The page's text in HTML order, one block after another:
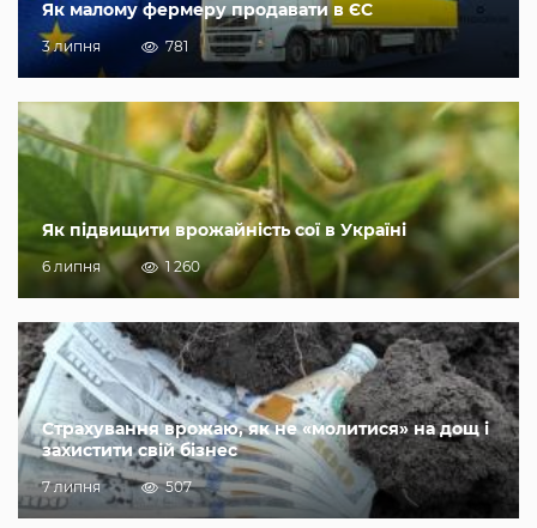
Як малому фермеру продавати в ЄС
3 липня 781
Як підвищити врожайність сої в Україні
6 липня 1 260
Страхування врожаю, як не «молитися» на дощ і
захистити свій бізнес
7 липня 507